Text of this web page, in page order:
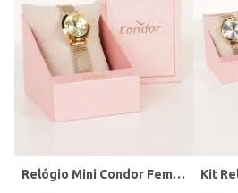
Relógio Mini Condor Feminino DOURADO